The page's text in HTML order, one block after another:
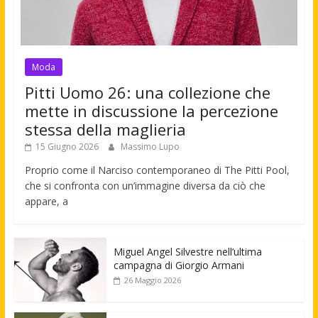
Moda
Pitti Uomo 26: una collezione che
mette in discussione la percezione
stessa della maglieria
15 Giugno 2026 Massimo Lupo
Proprio come il Narciso contemporaneo di The Pitti Pool,
che si confronta con un’immagine diversa da ciò che
appare, a
Miguel Angel Silvestre nell’ultima
campagna di Giorgio Armani
26 Maggio 2026